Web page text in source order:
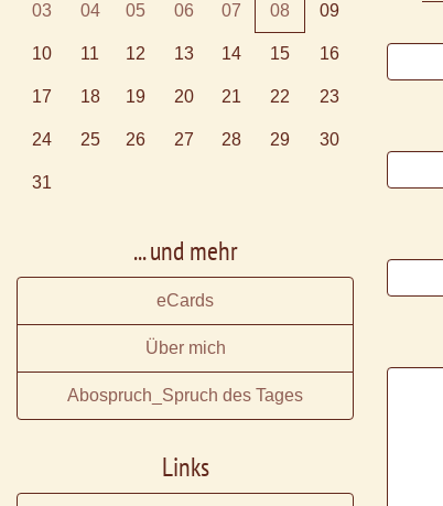
03 04 05 06 07 08 09
10 11 12 13 14 15 16
17 18 19 20 21 22 23
24 25 26 27 28 29 30
31
... und mehr
eCards
Über mich
Abospruch_Spruch des Tages
Links